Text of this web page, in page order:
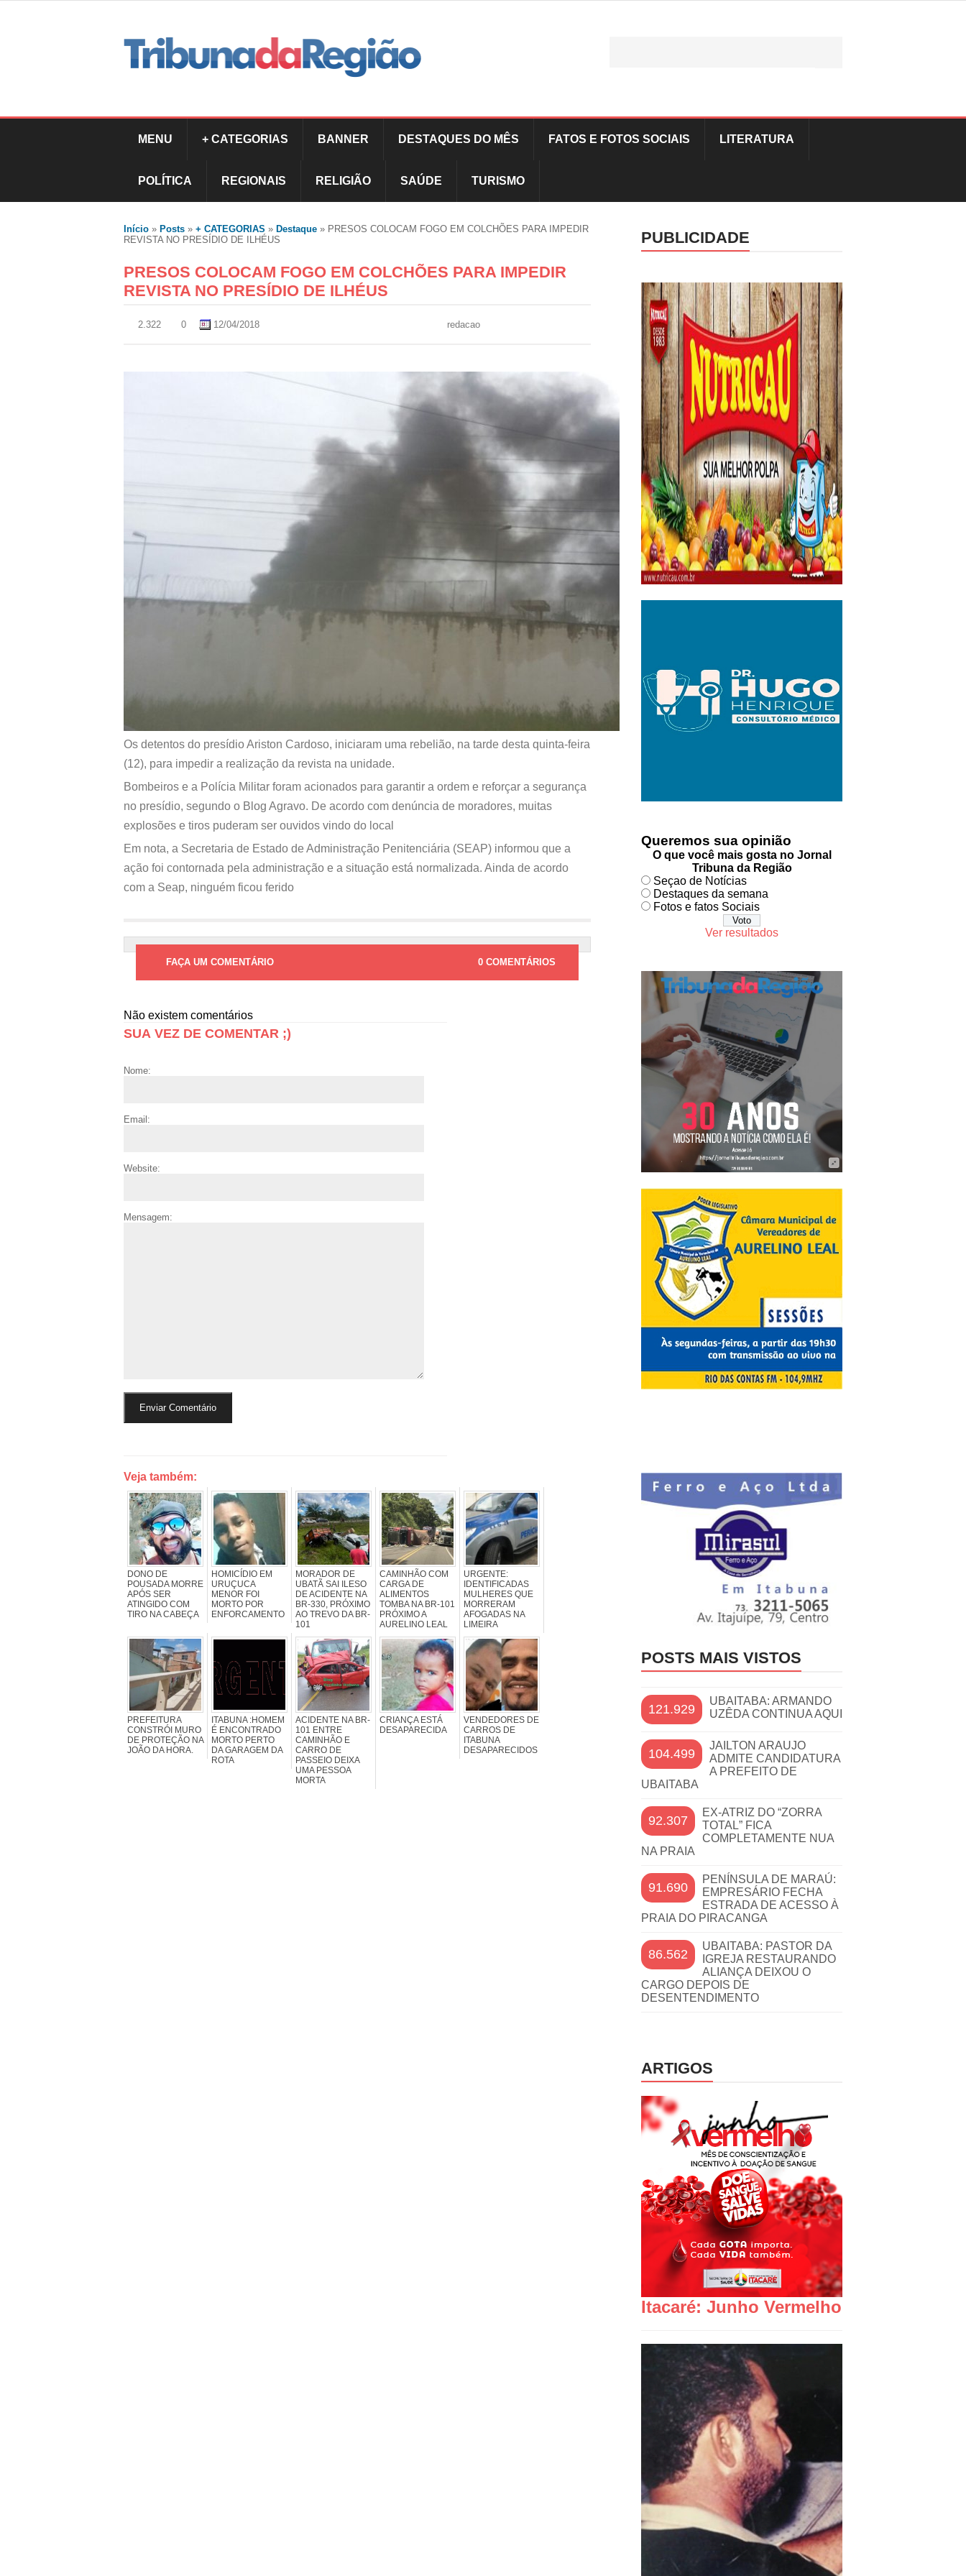
MENU + CATEGORIAS BANNER DESTAQUES DO MÊS FATOS E FOTOS SOCIAIS LITERATURA
POLÍTICA REGIONAIS RELIGIÃO SAÚDE TURISMO
Início » Posts » + CATEGORIAS » Destaque » PRESOS COLOCAM FOGO EM COLCHÕES PARA IMPEDIR
REVISTA NO PRESÍDIO DE ILHÉUS
PRESOS COLOCAM FOGO EM COLCHÕES PARA IMPEDIR
REVISTA NO PRESÍDIO DE ILHÉUS
2.322 0 12/04/2018 redacao
Os detentos do presídio Ariston Cardoso, iniciaram uma rebelião, na tarde desta quinta-feira
(12), para impedir a realização da revista na unidade.
Bombeiros e a Polícia Militar foram acionados para garantir a ordem e reforçar a segurança
no presídio, segundo o Blog Agravo. De acordo com denúncia de moradores, muitas
explosões e tiros puderam ser ouvidos vindo do local
Em nota, a Secretaria de Estado de Administração Penitenciária (SEAP) informou que a
ação foi contornada pela administração e a situação está normalizada. Ainda de acordo
com a Seap, ninguém ficou ferido
FAÇA UM COMENTÁRIO 0 COMENTÁRIOS
Não existem comentários
SUA VEZ DE COMENTAR ;)
Nome:
Email:
Website:
Mensagem:
Veja também:
DONO DE
POUSADA MORRE
APÓS SER
ATINGIDO COM
TIRO NA CABEÇA
HOMICÍDIO EM
URUÇUCA
MENOR FOI
MORTO POR
ENFORCAMENTO
MORADOR DE
UBATÃ SAI ILESO
DE ACIDENTE NA
BR-330, PRÓXIMO
AO TREVO DA BR-
101
CAMINHÃO COM
CARGA DE
ALIMENTOS
TOMBA NA BR-101
PRÓXIMO A
AURELINO LEAL
URGENTE:
IDENTIFICADAS
MULHERES QUE
MORRERAM
AFOGADAS NA
LIMEIRA
PREFEITURA
CONSTRÓI MURO
DE PROTEÇÃO NA
JOÃO DA HORA.
ITABUNA :HOMEM
É ENCONTRADO
MORTO PERTO
DA GARAGEM DA
ROTA
ACIDENTE NA BR-
101 ENTRE
CAMINHÃO E
CARRO DE
PASSEIO DEIXA
UMA PESSOA
MORTA
CRIANÇA ESTÁ
DESAPARECIDA
VENDEDORES DE
CARROS DE
ITABUNA
DESAPARECIDOS
PUBLICIDADE
Queremos sua opinião
O que você mais gosta no Jornal
Tribuna da Região
Seçao de Notícias
Destaques da semana
Fotos e fatos Sociais
Ver resultados
POSTS MAIS VISTOS
121.929
UBAITABA: ARMANDO
UZÊDA CONTINUA AQUI
104.499
JAILTON ARAUJO
ADMITE CANDIDATURA
A PREFEITO DE
UBAITABA
92.307
EX-ATRIZ DO “ZORRA
TOTAL” FICA
COMPLETAMENTE NUA
NA PRAIA
91.690
PENÍNSULA DE MARAÚ:
EMPRESÁRIO FECHA
ESTRADA DE ACESSO À
PRAIA DO PIRACANGA
86.562
UBAITABA: PASTOR DA
IGREJA RESTAURANDO
ALIANÇA DEIXOU O
CARGO DEPOIS DE
DESENTENDIMENTO
ARTIGOS
Itacaré: Junho Vermelho